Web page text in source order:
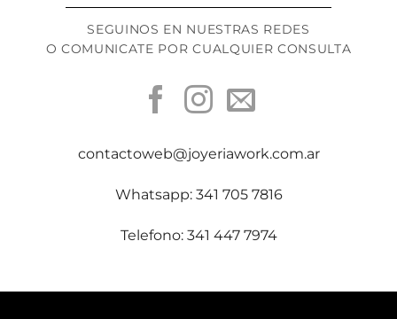
SEGUINOS EN NUESTRAS REDES
O COMUNICATE POR CUALQUIER CONSULTA
contactoweb@joyeriawork.com.ar
Whatsapp: 341 705 7816
Telefono: 341 447 7974